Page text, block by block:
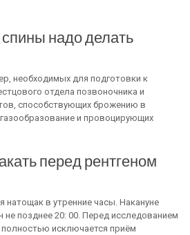
надо делать
необходимых для подготовки к
отдела позвоночника и
способствующих брожению в
и провоцирующих
перед рентгеном
натощак в утренние часы. Накануне
не позднее 20: 00. Перед исследованием
полностью исключается приём